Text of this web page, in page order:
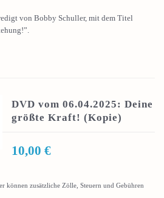
von Bobby Schuller, mit dem Titel
DVD vom 06.04.2025: Deine
größte Kraft! (Kopie)
10,00€
können zusätzliche Zölle, Steuern und Gebühren